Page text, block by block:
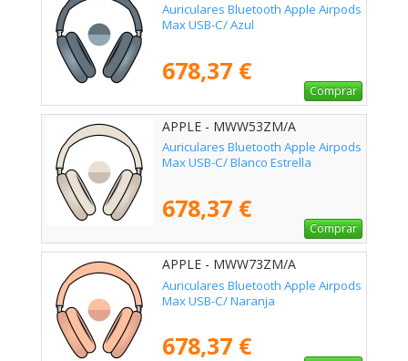
Auriculares Bluetooth Apple Airpods
Max USB-C/ Azul
678,37 €
Comprar
APPLE - MWW53ZM/A
Auriculares Bluetooth Apple Airpods
Max USB-C/ Blanco Estrella
678,37 €
Comprar
APPLE - MWW73ZM/A
Auriculares Bluetooth Apple Airpods
Max USB-C/ Naranja
678,37 €